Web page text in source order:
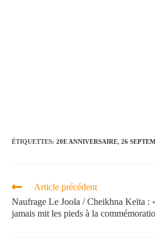
ÉTIQUETTES: 20E ANNIVERSAIRE, 26
Article précédent
Naufrage Le Joola / Cheikhna Keïta :
jamais mit les pieds à la